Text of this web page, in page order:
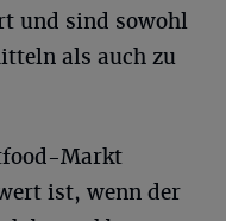
und sind sowohl
als auch zu
Markt
ist, wenn der